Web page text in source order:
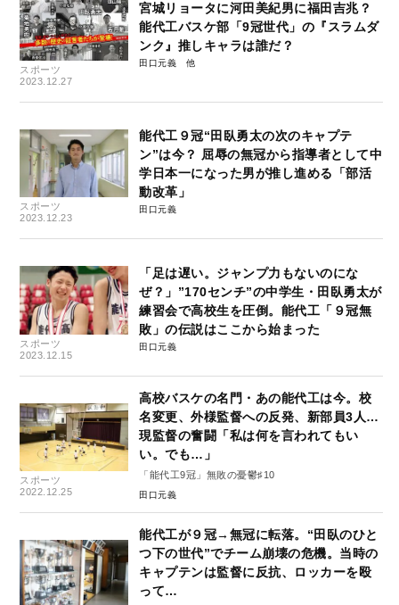
スポーツ
2023.12.27
宮城リョータに河田美紀男に福田吉兆？
能代工バスケ部「9冠世代」の『スラムダ
ンク』推しキャラは誰だ？
田口元義
スポーツ
2023.12.23
能代工９冠“田臥勇太の次のキャプテ
ン”は今？ 屈辱の無冠から指導者として中
学日本一になった男が推し進める「部活
動改革」
田口元義
スポーツ
2023.12.15
「足は遅い。ジャンプ力もないのにな
ぜ？」”170センチ”の中学生・田臥勇太が
練習会で高校生を圧倒。能代工「９冠無
敗」の伝説はここから始まった
田口元義
スポーツ
2022.12.25
高校バスケの名門・あの能代工は今。校
名変更、外様監督への反発、新部員3人…
現監督の奮闘「私は何を言われてもい
い。でも…」
「能代工9冠」無敗の憂鬱♯10
田口元義
能代工が９冠→無冠に転落。“田臥のひと
つ下の世代”でチーム崩壊の危機。当時の
キャプテンは監督に反抗、ロッカーを殴
って…